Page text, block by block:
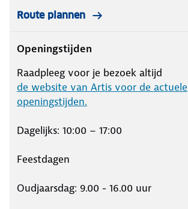
Route plannen
Openingstijden
Raadpleeg voor je bezoek altijd
de website van Artis voor de actuele
openingstijden.
Dagelijks: 10:00 – 17:00
Feestdagen
Oudjaarsdag: 9.00 - 16.00 uur